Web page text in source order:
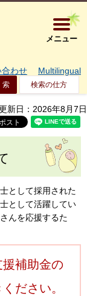
大阪府箕
メニュー
合わせ Multilingual
検索の仕方
新日：2026年8月7日
として採用された
として活躍してい
んを応援するた
補助金の
ださい。